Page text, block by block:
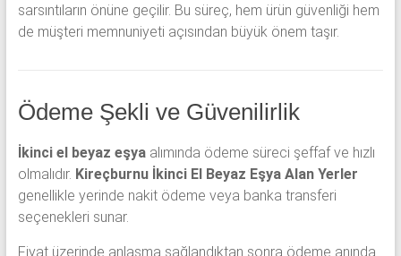
sarsıntıların önüne geçilir. Bu süreç, hem ürün güvenliği hem
de müşteri memnuniyeti açısından büyük önem taşır.
Ödeme Şekli ve Güvenilirlik
İkinci el beyaz eşyaalımında ödeme süreci şeffaf ve hızlı
olmalıdır. Kireçburnu İkinci El Beyaz Eşya Alan Yerler
genellikle yerinde nakit ödeme veya banka transferi
seçenekleri sunar.
Fiyat üzerinde anlaşma sağlandıktan sonra ödeme anında